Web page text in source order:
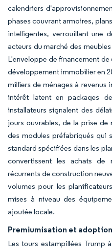
calendriers
phases couvrant armoires,
intelligentes, verrouillant une
acteurs du marché des
L'enveloppe de financement de
développement immobilier en
milliers de ménages à revenus
intérêt latent en packages
installateurs signalent des
jours ouvrables, de la prise de
des modules préfabriqués qui
standard spécifiées dans les
convertissent les achats de
récurrents de construction
volumes pour les
mises à niveau des
ajoutée locale.
Premiumisation et
Les tours estampillées Trump